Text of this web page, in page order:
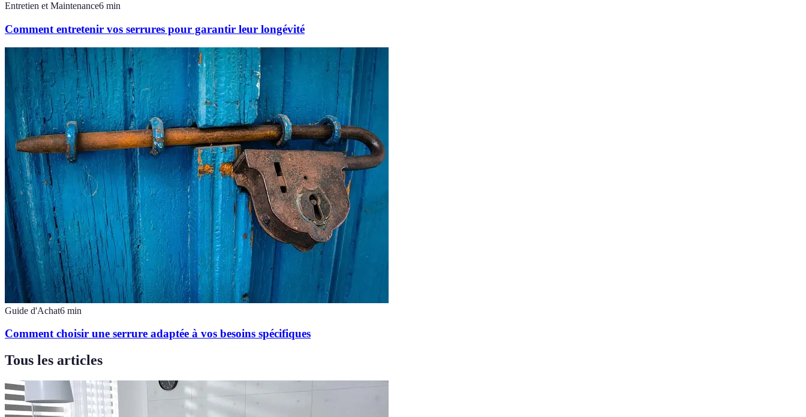
Entretien et Maintenance6 min
Comment entretenir vos serrures pour garantir leur longévité
Guide d'Achat6 min
Comment choisir une serrure adaptée à vos besoins spécifiques
Tous les articles